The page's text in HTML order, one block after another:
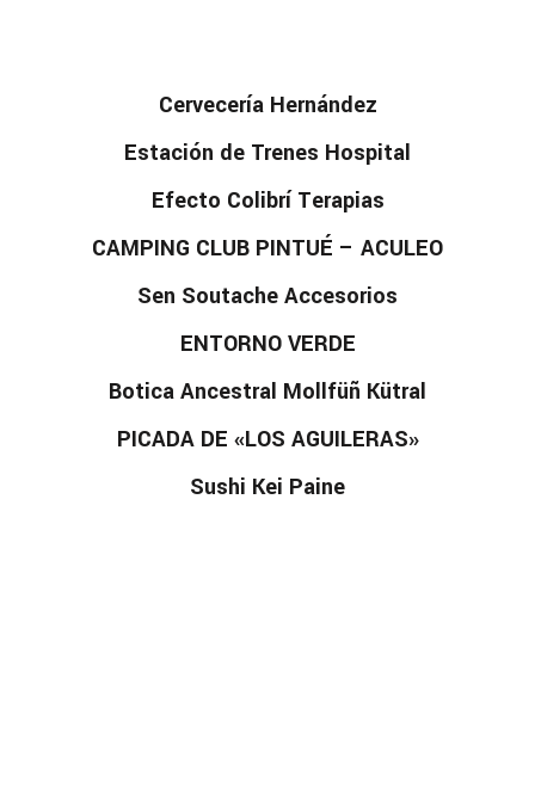
Cervecería Hernández
Estación de Trenes Hospital
Efecto Colibrí Terapias
CAMPING CLUB PINTUÉ – ACULEO
Sen Soutache Accesorios
ENTORNO VERDE
Botica Ancestral Mollfüñ Kütral
PICADA DE «LOS AGUILERAS»
Sushi Kei Paine